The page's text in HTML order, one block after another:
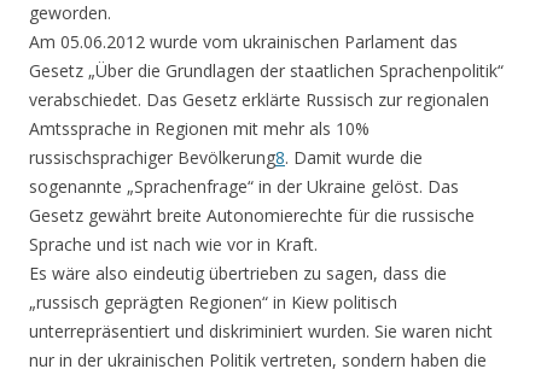
geworden.
Am 05.06.2012 wurde vom ukrainischen Parlament das
Gesetz „Über die Grundlagen der staatlichen Sprachenpolitik“
verabschiedet. Das Gesetz erklärte Russisch zur regionalen
Amtssprache in Regionen mit mehr als 10%
russischsprachiger Bevölkerung8. Damit wurde die
sogenannte „Sprachenfrage“ in der Ukraine gelöst. Das
Gesetz gewährt breite Autonomierechte für die russische
Sprache und ist nach wie vor in Kraft.
Es wäre also eindeutig übertrieben zu sagen, dass die
„russisch geprägten Regionen“ in Kiew politisch
unterrepräsentiert und diskriminiert wurden. Sie waren nicht
nur in der ukrainischen Politik vertreten, sondern haben die